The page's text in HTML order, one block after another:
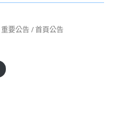
重要公告 / 首頁公告